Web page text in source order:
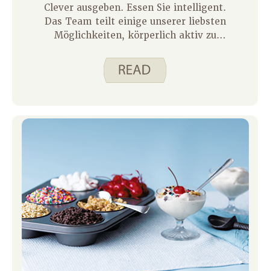
Clever ausgeben. Essen Sie intelligent.
Das Team teilt einige unserer liebsten
Möglichkeiten, körperlich aktiv zu
Elternteil ist es, meinen Kindern zu
helfen, eine Liebe zur Bewegung zu
Familienblog der letzten Woche erzählt
motiviert zu bleiben.